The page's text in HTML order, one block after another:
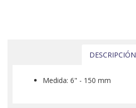
DESCRIPCIÓN
Medida: 6" - 150 mm